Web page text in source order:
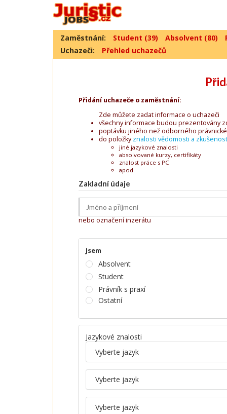
Zaměstnání: Student (39) Absolvent (80)
Uchazeči:
Přehled uchazečů
Přidání uchazeče o zaměstnání:
Zde můžete zadat informace o uchazeči
všechny informace budou prezentovány
poptávku jiného než odborného
do položkyznalosti vědomosti a
jiné jazykové znalosti
absolvované kurzy, certifikáty
znalost práce s PC
apod.
Zakladní údaje
nebo označení inzerátu
Jsem
Absolvent
Student
Právník s praxí
Ostatní
Jazykové znalosti